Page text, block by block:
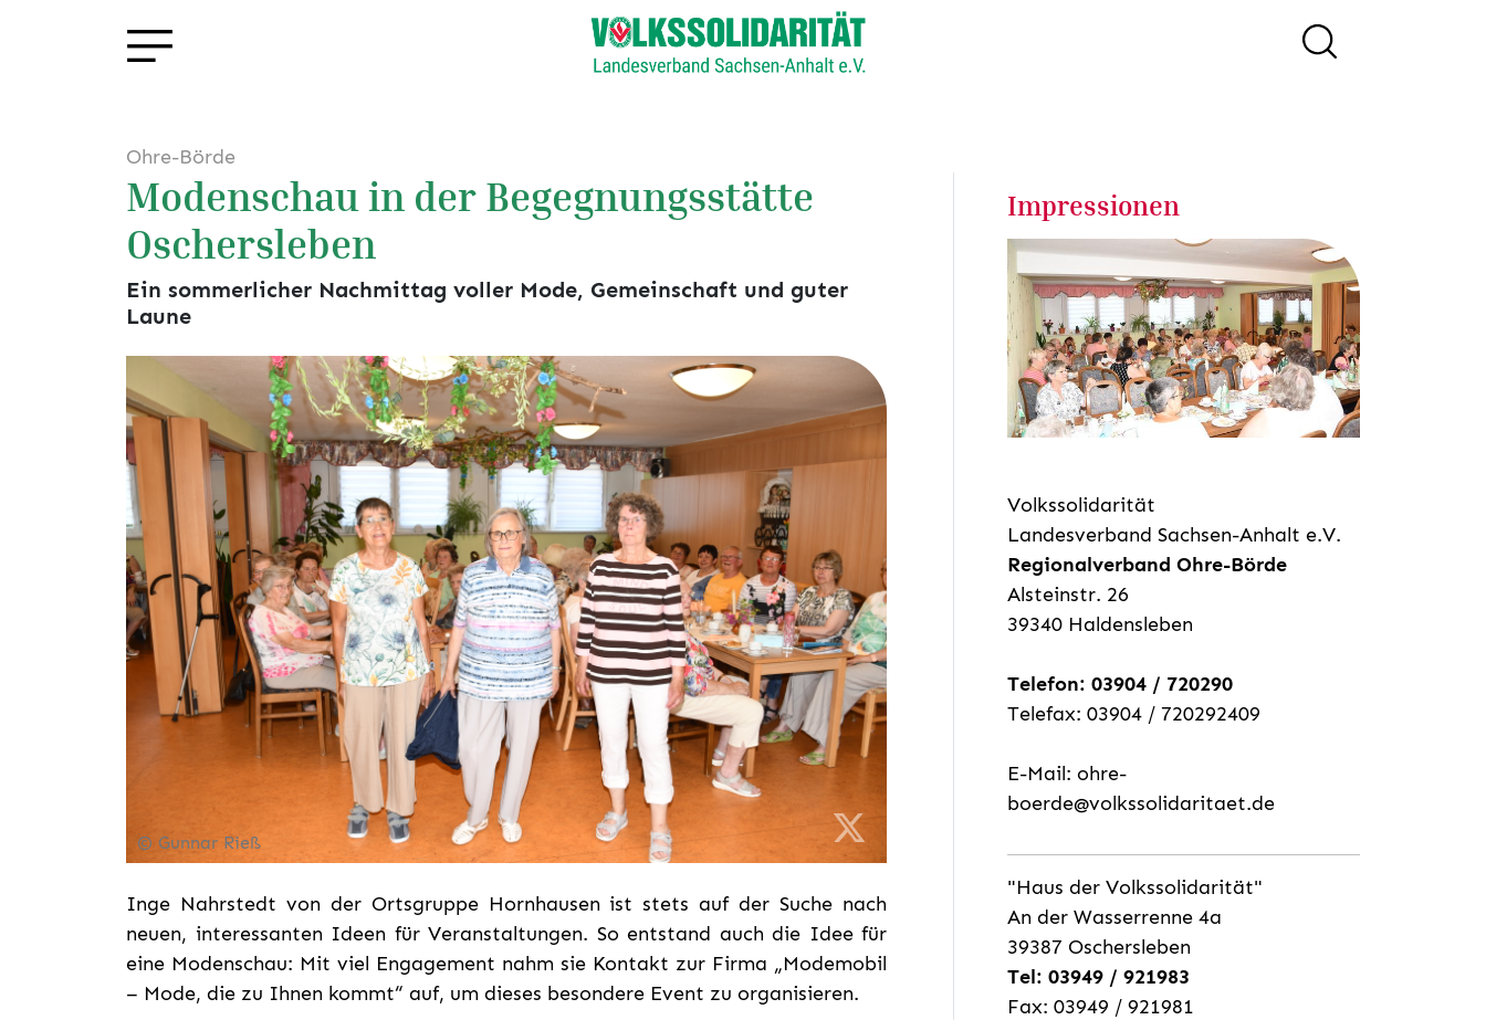
Ohre-Börde
Modenschau in der Begegnungsstätte
Oschersleben
Ein sommerlicher Nachmittag voller Mode, Gemeinschaft und guter
Laune
© Gunnar Rieß
Inge Nahrstedt von der Ortsgruppe Hornhausen ist stets auf der Suche nach
neuen, interessanten Ideen für Veranstaltungen. So entstand auch die Idee für
eine Modenschau: Mit viel Engagement nahm sie Kontakt zur Firma „Modemobil
– Mode, die zu Ihnen kommt“ auf, um dieses besondere Event zu organisieren.
Impressionen
Volkssolidarität
Landesverband Sachsen-Anhalt e.V.
Regionalverband Ohre-Börde
Alsteinstr. 26
39340 Haldensleben
Telefon: 03904 / 720290
Telefax: 03904 / 720292409
E-Mail: ohre-
boerde@volkssolidaritaet.de
"Haus der Volkssolidarität"
An der Wasserrenne 4a
39387 Oschersleben
Tel: 03949 / 921983
Fax: 03949 / 921981